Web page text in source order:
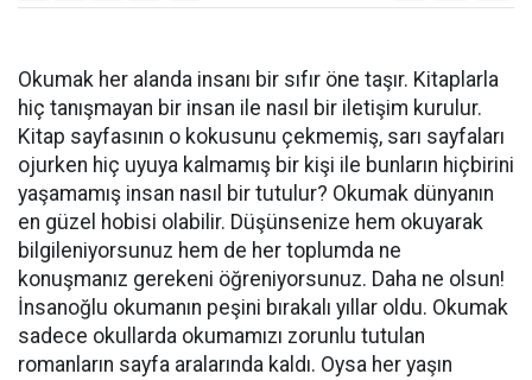
Okumak her alanda insanı bir sıfır öne taşır. Kitaplarla
hiç tanışmayan bir insan ile nasıl bir iletişim kurulur.
Kitap sayfasının o kokusunu çekmemiş, sarı sayfaları
ojurken hiç uyuya kalmamış bir kişi ile bunların hiçbirini
yaşamamış insan nasıl bir tutulur? Okumak dünyanın
en güzel hobisi olabilir. Düşünsenize hem okuyarak
bilgileniyorsunuz hem de her toplumda ne
konuşmanız gerekeni öğreniyorsunuz. Daha ne olsun!
İnsanoğlu okumanın peşini bırakalı yıllar oldu. Okumak
sadece okullarda okumamızı zorunlu tutulan
romanların sayfa aralarında kaldı. Oysa her yaşın